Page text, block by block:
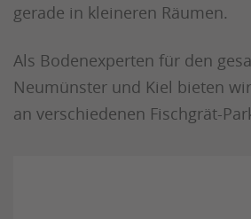
gerade in kleineren Räumen.
Als Bodenexperten für den
Neumünster und Kiel bieten
an verschiedenen Fischgrät-